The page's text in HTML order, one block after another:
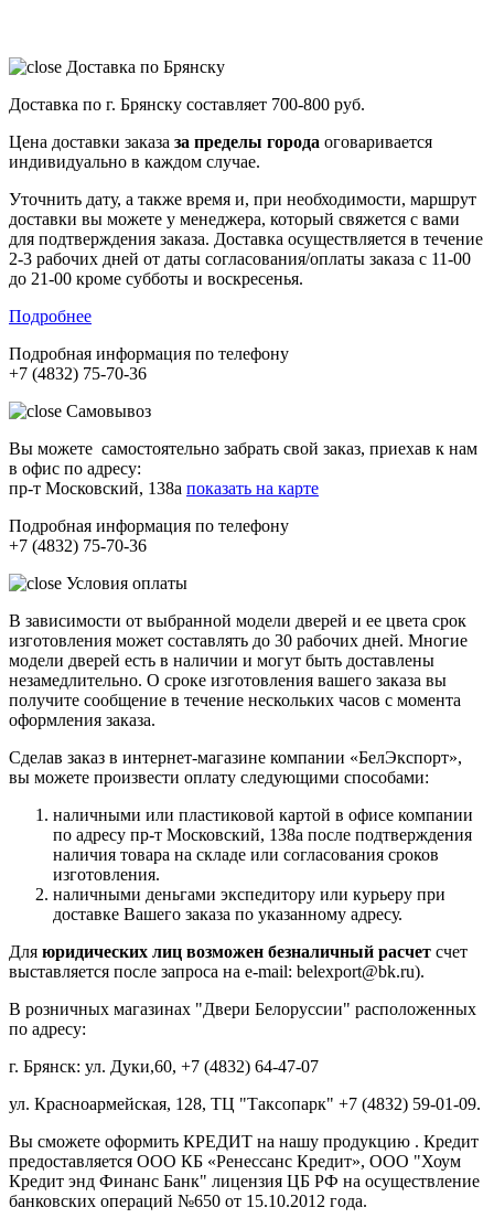
Доставка по Брянску
Доставка по г. Брянску составляет 700-800 руб.
Цена доставки заказа за пределы города оговаривается
индивидуально в каждом случае.
Уточнить дату, а также время и, при необходимости, маршрут
доставки вы можете у менеджера, который свяжется с вами
для подтверждения заказа. Доставка осуществляется в течение
2-3 рабочих дней от даты согласования/оплаты заказа с 11-00
до 21-00 кроме субботы и воскресенья.
Подробнее
Подробная информация по телефону
+7 (4832) 75-70-36
Самовывоз
Вы можете самостоятельно забрать свой заказ, приехав к нам
в офис по адресу:
пр-т Московский, 138а показать на карте
Подробная информация по телефону
+7 (4832) 75-70-36
Условия оплаты
В зависимости от выбранной модели дверей и ее цвета срок
изготовления может составлять до 30 рабочих дней. Многие
модели дверей есть в наличии и могут быть доставлены
незамедлительно. О сроке изготовления вашего заказа вы
получите сообщение в течение нескольких часов с момента
оформления заказа.
Сделав заказ в интернет-магазине компании «БелЭкспорт»,
вы можете произвести оплату следующими способами:
наличными или пластиковой картой в офисе компании
по адресу пр-т Московский, 138а после подтверждения
наличия товара на складе или согласования сроков
изготовления.
наличными деньгами экспедитору или курьеру при
доставке Вашего заказа по указанному адресу.
Для юридических лиц возможен безналичный расчет счет
выставляется после запроса на e-mail: belexport@bk.ru).
В розничных магазинах "Двери Белоруссии" расположенных
по адресу:
г. Брянск: ул. Дуки,60, +7 (4832) 64-47-07
ул. Красноармейская, 128, ТЦ "Таксопарк" +7 (4832) 59-01-09.
Вы сможете оформить КРЕДИТ на нашу продукцию . Кредит
предоставляется ООО КБ «Ренессанс Кредит», ООО "Хоум
Кредит энд Финанс Банк" лицензия ЦБ РФ на осуществление
банковских операций №650 от 15.10.2012 года.